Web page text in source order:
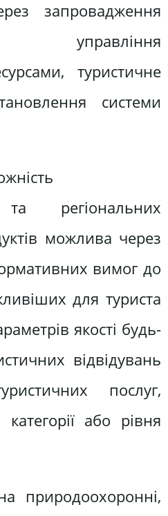
запровадження
управління
туристичне
системи
та регіональних
можлива через
вимог до
для туриста
якості будь-
відвідувань
послуг,
або рівня
природоохоронні,